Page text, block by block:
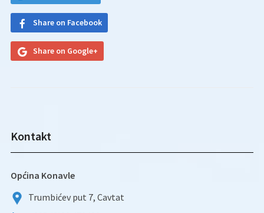
Share on Facebook
Share on Google+
Kontakt
Općina Konavle
Trumbićev put 7, Cavtat